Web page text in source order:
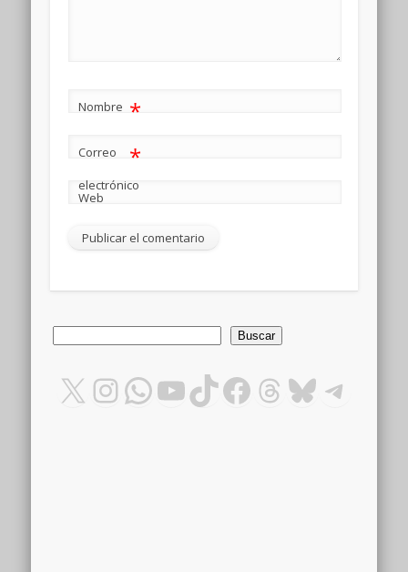
Nombre *
Correo
electrónico
*
Web
Buscar
X Instagram
WhatsApp
YouTube
TikTok
Facebook
Threads
Bluesky